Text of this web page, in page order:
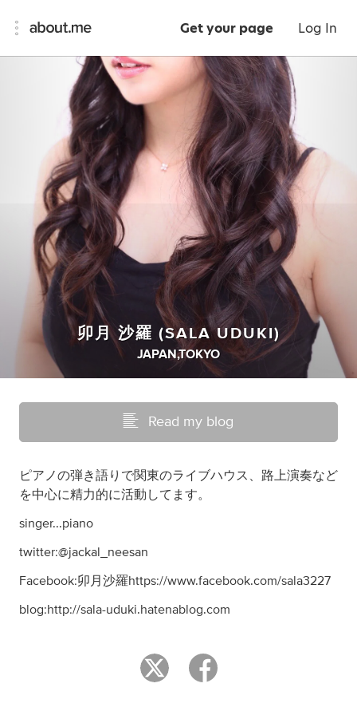
Get your page Log In
卯月 沙羅 (SALA UDUKI)
JAPAN,TOKYO
Read my blog
ピアノの弾き語りで関東のライブハウス、路上演奏など
を中心に精力的に活動してます。
singer...piano
twitter:@jackal_neesan
Facebook:卯月沙羅https://www.facebook.com/sala3227
blog:http://sala-uduki.hatenablog.com